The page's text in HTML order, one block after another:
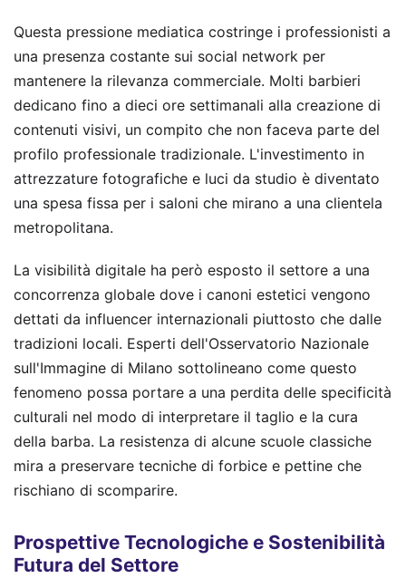
Questa pressione mediatica costringe i professionisti a
una presenza costante sui social network per
mantenere la rilevanza commerciale. Molti barbieri
dedicano fino a dieci ore settimanali alla creazione di
contenuti visivi, un compito che non faceva parte del
profilo professionale tradizionale. L'investimento in
attrezzature fotografiche e luci da studio è diventato
una spesa fissa per i saloni che mirano a una clientela
metropolitana.
La visibilità digitale ha però esposto il settore a una
concorrenza globale dove i canoni estetici vengono
dettati da influencer internazionali piuttosto che dalle
tradizioni locali. Esperti dell'Osservatorio Nazionale
sull'Immagine di Milano sottolineano come questo
fenomeno possa portare a una perdita delle specificità
culturali nel modo di interpretare il taglio e la cura
della barba. La resistenza di alcune scuole classiche
mira a preservare tecniche di forbice e pettine che
rischiano di scomparire.
Prospettive Tecnologiche e Sostenibilità
Futura del Settore